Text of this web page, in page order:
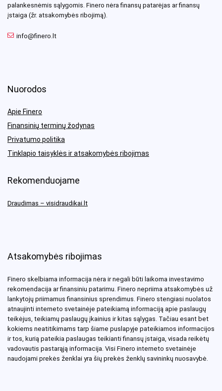
palankesnėmis sąlygomis. Finero nėra finansų patarėjas ar finansų
įstaiga (žr. atsakomybės ribojimą).
info@finero.lt
Nuorodos
Apie Finero
Finansinių terminų žodynas
Privatumo politika
Tinklapio taisyklės ir atsakomybės ribojimas
Rekomenduojame
Draudimas – visidraudikai.lt
Atsakomybės ribojimas
Finero skelbiama informacija nėra ir negali būti laikoma investavimo
rekomendacija ar finansiniu patarimu. Finero nepriima atsakomybės už
lankytojų priimamus finansinius sprendimus. Finero stengiasi nuolatos
atnaujinti interneto svetainėje pateikiamą informaciją apie paslaugų
teikėjus, teikiamų paslaugų įkainius ir kitas sąlygas. Tačiau esant bet
kokiems neatitikimams tarp šiame puslapyje pateikiamos informacijos
ir tos, kurią pateikia paslaugas teikianti finansų įstaiga, visada reikėtų
vadovautis pastarąją informacija. Visi Finero interneto svetainėje
naudojami prekės ženklai yra šių prekės ženklų savininkų nuosavybė.